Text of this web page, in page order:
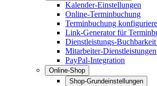
Kalender-Einstellungen
Online-Terminbuchung
Terminbuchung
Link-Generator für
Dienstleistungs-
Mitarbeiter-Dienstleistungen
PayPal-Integration
Online-Shop
Shop-Grundeinstellungen